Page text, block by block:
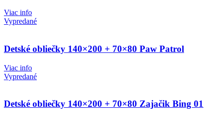
Viac info
Vypredané
Detské obliečky 140×200 + 70×80 Paw Patrol
Viac info
Vypredané
Detské obliečky 140×200 + 70×80 Zajačik Bing 01